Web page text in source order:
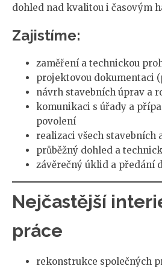
dohled nad kvalitou i časovým
Zajistíme:
zaměření a technickou
projektovou dokumentaci
návrh stavebních úprav a
komunikaci s úřady a
povolení
realizaci všech stavebních
průběžný dohled a
závěrečný úklid a předání
Nejčastější
práce
rekonstrukce společných